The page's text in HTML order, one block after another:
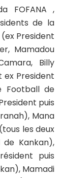
FOFANA ,
de la
President
Mamadou
Billy
ex President
Football de
puis
Mana
les deux
Kankan),
puis
Mamadi